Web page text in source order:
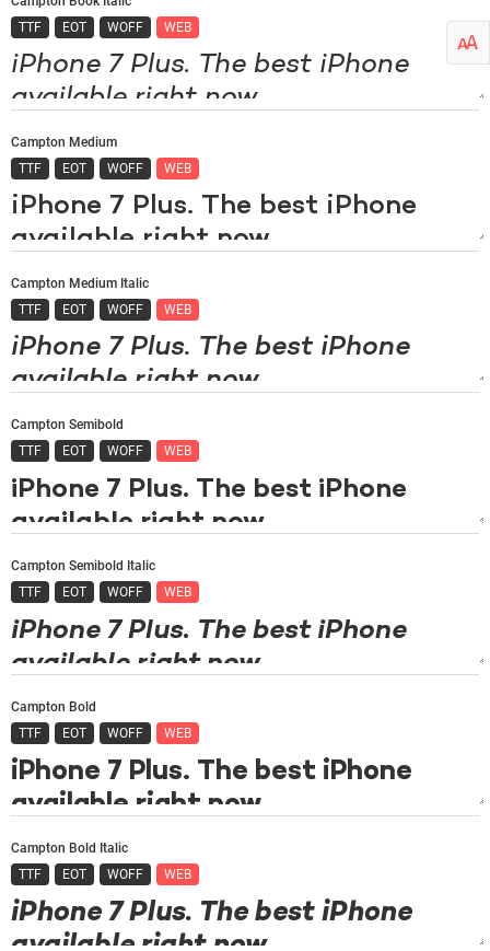
TTF
EOT WOFF WEB
Campton Medium
TTF
EOT WOFF WEB
Campton Medium Italic
TTF
EOT WOFF WEB
Campton Semibold
TTF
EOT WOFF WEB
Campton Semibold Italic
TTF
EOT WOFF WEB
Campton Bold
TTF
EOT WOFF WEB
Campton Bold Italic
TTF
EOT WOFF WEB